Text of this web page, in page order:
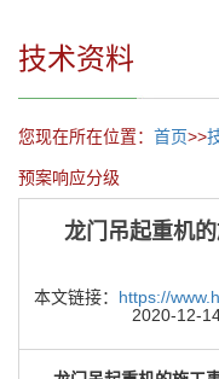
技术资料
您现在所在位置： 首页>>
预案响应分级
龙门吊起重机
本文链接： https://
2020-12-